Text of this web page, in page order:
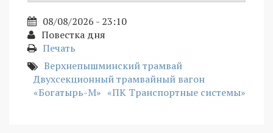
08/08/2026 - 23:10
Повестка дня
Печать
Верхнепышминский трамвай
Двухсекционный трамвайный вагон
«Богатырь-М» «ПК Транспортные системы»